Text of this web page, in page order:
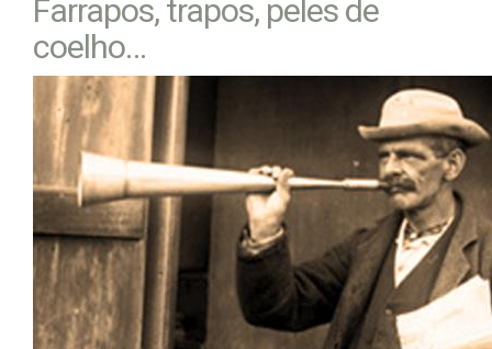
Farrapos, trapos, peles de
coelho…